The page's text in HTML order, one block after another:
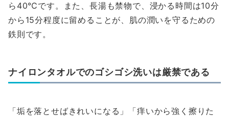
ら40℃です。また、長湯も禁物で、浸かる時間は10分
から15分程度に留めることが、肌の潤いを守るための
鉄則です。
ナイロンタオルでのゴシゴシ洗いは厳禁である
「垢を落とせばきれいになる」「痒いから強く擦りた